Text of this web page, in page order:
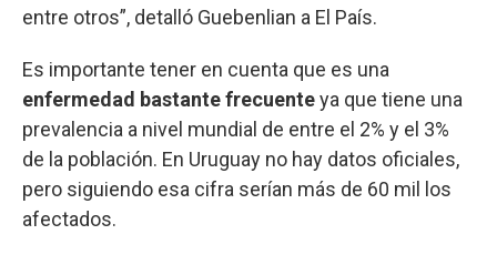
entre otros”, detalló Guebenlian a El País.
Es importante tener en cuenta que es una
enfermedad bastante frecuenteya que tiene una
prevalencia a nivel mundial de entre el 2% y el 3%
de la población. En Uruguay no hay datos oficiales,
pero siguiendo esa cifra serían más de 60 mil los
afectados.